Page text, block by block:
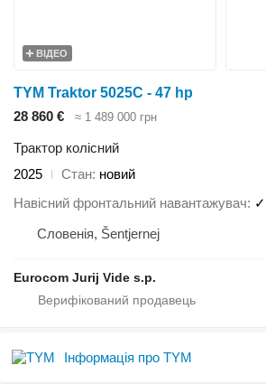
ВІДЕО
TYM Traktor 5025C - 47 hp
28 860 €
≈ 1 489 000 грн
Трактор колісний
2025
Стан новий
Навісний фронтальний навантажувач
✓
Словенія, Šentjernej
Eurocom Jurij Vide s.p.
Інформація про TYM